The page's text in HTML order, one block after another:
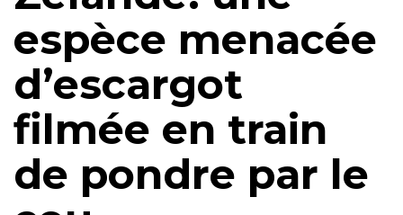
espèce menacée
d’escargot
filmée en train
de pondre par le